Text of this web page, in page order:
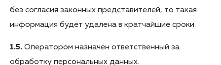
без согласия законных представителей, то такая
информация будет удалена в кратчайшие сроки.
1.5. Оператором назначен ответственный за
обработку персональных данных.